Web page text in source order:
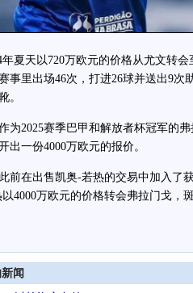
天以720万欧元的价格从尤文转会
事里出场46次，打进26球并送出9次
。
2025赛季巴甲和解放者杯冠军的弗
出一份4000万欧元的报价。
在出售凯奥-若热的交易中加入了
4000万欧元的价格转会弗拉门戈，
闻